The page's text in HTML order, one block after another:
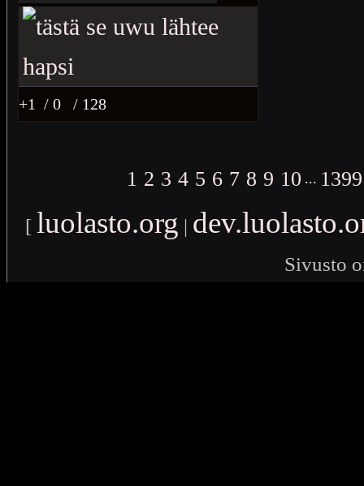
+1 / 0 / 128
1 2 3 4 5 6 7 8 9 10 ... 1399
[ luolasto.org |
Sivusto